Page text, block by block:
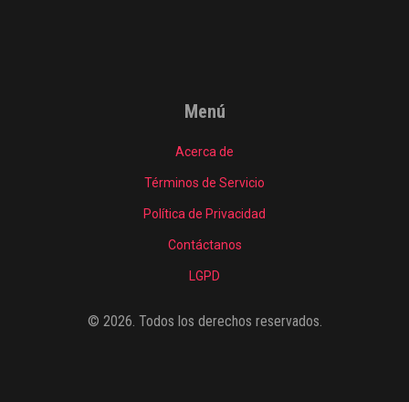
Menú
Acerca de
Términos de Servicio
Política de Privacidad
Contáctanos
LGPD
© 2026. Todos los derechos reservados.